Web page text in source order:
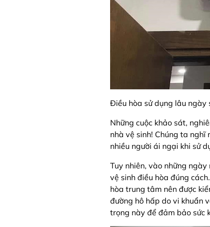
Điều hòa sử dụng lâu ngày
Những cuộc khảo sát,
nhà vệ sinh! Chúng ta
nhiều người ái ngại khi sử
Tuy nhiên, vào những
vệ sinh điều hòa đúng
hòa trung tâm nên được
đường hô hấp do vi khuẩn
trọng này để đảm bảo sức